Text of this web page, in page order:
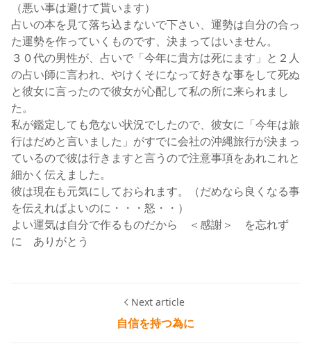
（悪い事は避けて貰います）
占いの本を見て落ち込まないで下さい、運勢は自分の合っ
た運勢を作っていくものです、決まってはいません。
３０代の男性が、占いで「今年に貴方は死にます」と２人
の占い師に言われ、やけくそになって好きな事をして死ぬ
と彼女に言ったので彼女が心配して私の所に来られまし
た。
私が鑑定しても危ない状況でしたので、彼女に「今年は旅
行はだめと言いました」がすでに会社の沖縄旅行が決まっ
ているので彼は行きますと言うので注意事項をあれこれと
細かく伝えました。
彼は現在も元気にしておられます。（だめなら良くなる事
を伝えればよいのに・・・怒・・）
よい運気は自分で作るものだから ＜感謝＞ を忘れず
に ありがとう
Next article
自信を持つ為に